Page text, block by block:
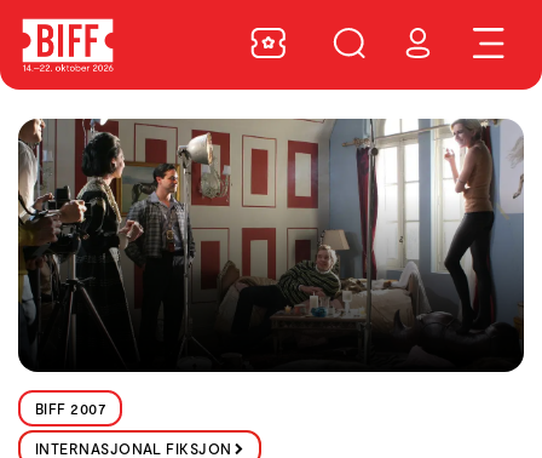
BIFF 2007
INTERNASJONAL FIKSJON